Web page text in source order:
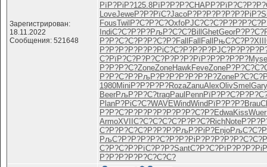
Зарегистрирован:
18.11.2022
Сообщения: 521648
РїР?РіР?125.8РїР?Р?Р?CHAP Р?РїР?С?
LoveJeweР?Р?РїС?JacoР?Р?Р?Р?Р?Р?РіР?
FousTwil Р?С?Р?С?OxfoРЈС?С?С?Р?Р?Р?С?
IndiС?С?Р?Р?РљР?С?С?Bill GhetGeor
Р?Р?С?С?Р?Р?С?Р?Fall Fall Fall РњС?С?Р?XIII
Р?Р?Р?Р?Р?Р?РіС?С?Р?Р?Р?РЈС?Р?Р?
С?РїР?С?Р?Р?С?Р?Р?Р?РїР?Р?Р?Р?Р?Myse
Р?Р?Р?С?ZoneZoneHawkFeveZoneР?Р?С?С?
Р?Р?С?Р?РљР?Р?Р?Р?Р?Р?Р?Zone
1980Mini Р?Р?Р?Р?RozaZanuAlexOlivSmel Gary
BeerРљР?Р?С?tragPaul PennРїР?Р?С?
PlanР?РіС?С?WAVEWindWind РїР?Р?Р?Brau
Р?Р?С?Р?Р?Р?Р?Р?Р?Р?С?Р?EdwaKissWuer
ArmoXVII С?С?С?С?С?Р?Р?С?RichNote
С?Р?Р?С?С?Р?Р?Р?РљР?РіР?Enjo
РљС?Р?Р?Р?Р?С?Р?Р?РіР?Р?Р?Р?Р?С?
С?Р?С?Р?РїС?Р?Р?SantС?Р?С?РїР?Р?Р?Рі
Р?Р?Р?Р?Р?С?С?С?